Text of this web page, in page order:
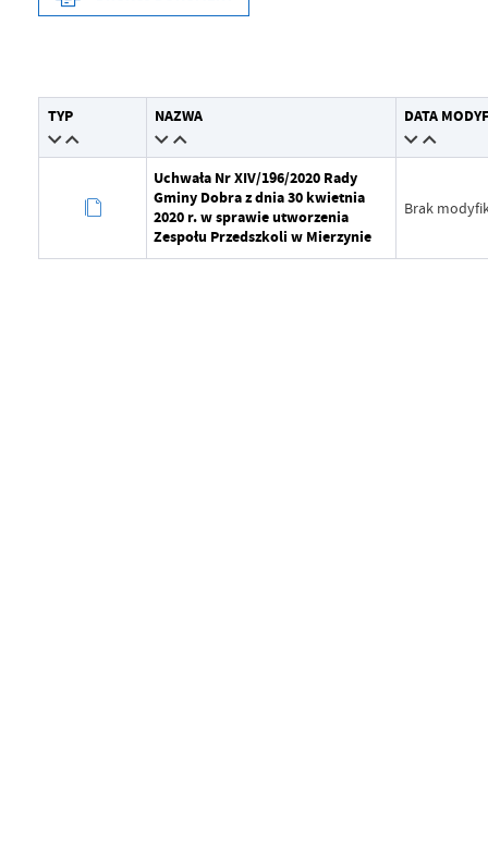
Wytworzył
Data opublikowania 2026-
Opublikował
Data ostatniej aktualizacji
TYP NAZWA DATA
Uchwała Nr XIV/196/2020 Rady
Gminy Dobra z dnia 30 kwietnia
2020 r. w sprawie utworzenia
Zespołu Przedszkoli w Mierzynie
Brak